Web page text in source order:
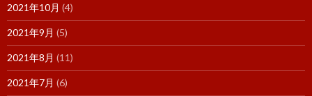
2021年10月 (4)
2021年9月 (5)
2021年8月 (11)
2021年7月 (6)